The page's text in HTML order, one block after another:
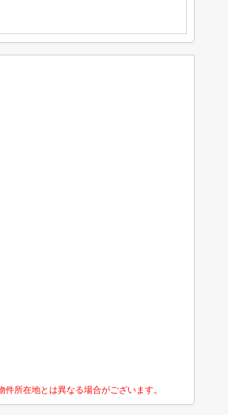
所在地とは異なる場合がございます。